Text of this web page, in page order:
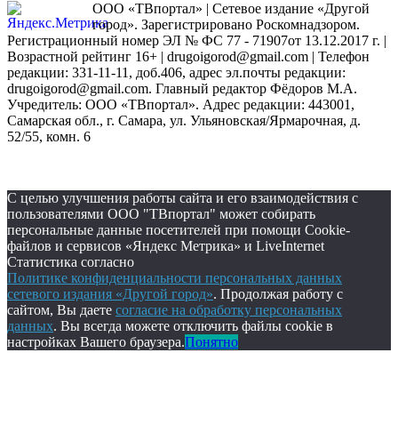
ООО «ТВпортал» | Сетевое издание «Другой
город». Зарегистрировано Роскомнадзором.
Регистрационный номер ЭЛ № ФС 77 - 71907от 13.12.2017 г. |
Возрастной рейтинг 16+ | drugoigorod@gmail.com | Телефон
редакции: 331-11-11, доб.406, адрес эл.почты редакции:
drugoigorod@gmail.com. Главный редактор Фёдоров М.А.
Учредитель: ООО «ТВпортал». Адрес редакции: 443001,
Самарская обл., г. Самара, ул. Ульяновская/Ярмарочная, д.
52/55, комн. 6
С целью улучшения работы сайта и его взаимодействия с
пользователями ООО "ТВпортал" может собирать
персональные данные посетителей при помощи Cookie-
файлов и сервисов «Яндекс Метрика» и LiveInternet
Статистика согласно
Политике конфиденциальности персональных данных
сетевого издания «Другой город». Продолжая работу с
сайтом, Вы даете согласие на обработку персональных
данных. Вы всегда можете отключить файлы cookie в
настройках Вашего браузера.Понятно